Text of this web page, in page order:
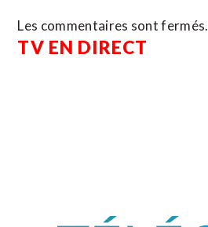
Les commentaires sont fermés.
TV EN DIRECT